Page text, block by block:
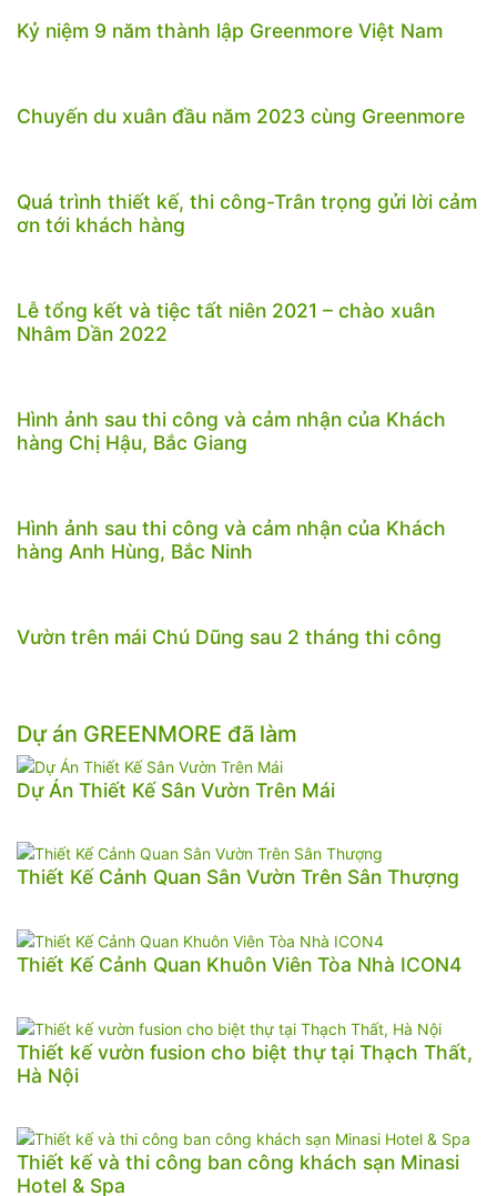
Kỷ niệm 9 năm thành lập Greenmore Việt Nam
Chuyến du xuân đầu năm 2023 cùng Greenmore
Quá trình thiết kế, thi công-Trân trọng gửi lời cảm
ơn tới khách hàng
Lễ tổng kết và tiệc tất niên 2021 – chào xuân
Nhâm Dần 2022
Hình ảnh sau thi công và cảm nhận của Khách
hàng Chị Hậu, Bắc Giang
Hình ảnh sau thi công và cảm nhận của Khách
hàng Anh Hùng, Bắc Ninh
Vườn trên mái Chú Dũng sau 2 tháng thi công
Dự án GREENMORE đã làm
Dự Án Thiết Kế Sân Vườn Trên Mái
Thiết Kế Cảnh Quan Sân Vườn Trên Sân Thượng
Thiết Kế Cảnh Quan Khuôn Viên Tòa Nhà ICON4
Thiết kế vườn fusion cho biệt thự tại Thạch Thất,
Hà Nội
Thiết kế và thi công ban công khách sạn Minasi
Hotel & Spa